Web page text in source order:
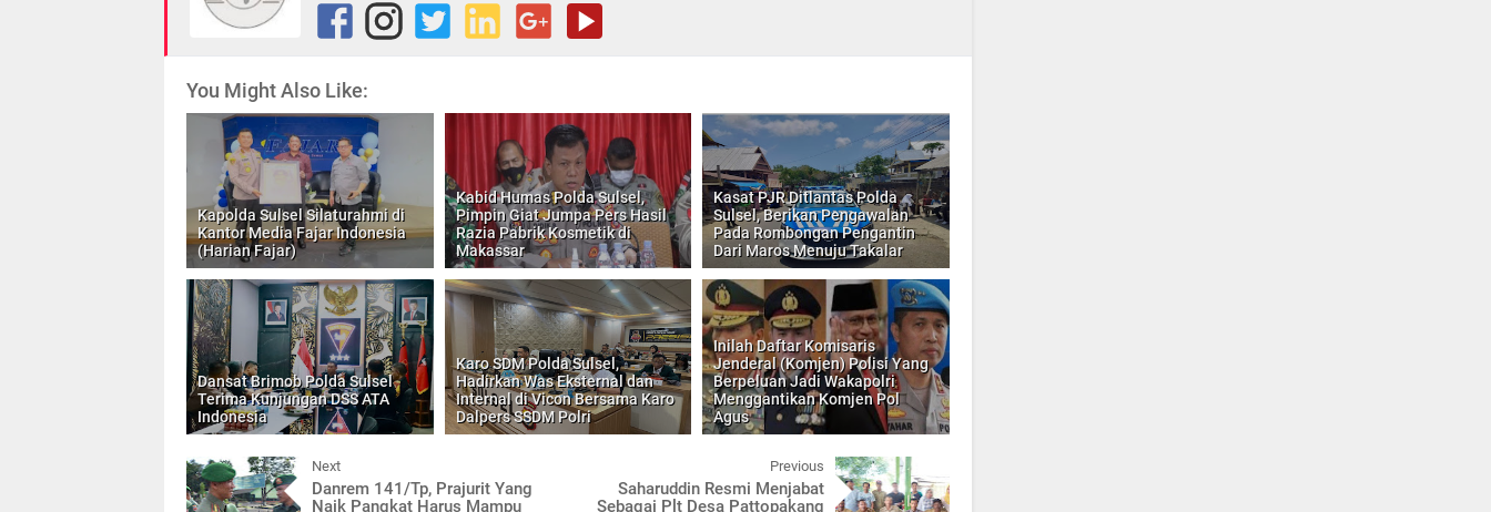
You Might Also Like:
Kapolda Sulsel Silaturahmi di
Kantor Media Fajar Indonesia
(Harian Fajar)
Kabid Humas Polda Sulsel,
Pimpin Giat Jumpa Pers Hasil
Razia Pabrik Kosmetik di
Makassar
Kasat PJR Ditlantas Polda
Sulsel, Berikan Pengawalan
Pada Rombongan Pengantin
Dari Maros Menuju Takalar
Dansat Brimob Polda Sulsel
Terima Kunjungan DSS ATA
Indonesia
Karo SDM Polda Sulsel,
Hadirkan Was Eksternal dan
Internal di Vicon Bersama Karo
Dalpers SSDM Polri
Inilah Daftar Komisaris
Jenderal (Komjen) Polisi Yang
Berpeluan Jadi Wakapolri
Menggantikan Komjen Pol
Agus
Next
Danrem 141/Tp, Prajurit Yang
Naik Pangkat Harus Mampu
Previous
Saharuddin Resmi Menjabat
Sebagai Plt Desa Pattopakang